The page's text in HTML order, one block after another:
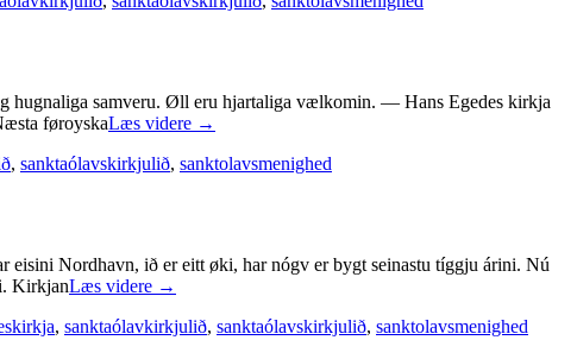
hugnaliga samveru. Øll eru hjartaliga vælkomin. — Hans Egedes kirkja
føroyskaLæs videre →
, sanktaólavskirkjulið, sanktolavsmenighed
eisini Nordhavn, ið er eitt øki, har nógv er bygt seinastu tíggju árini. Nú
KirkjanLæs videre →
, sanktaólavkirkjulið, sanktaólavskirkjulið, sanktolavsmenighed